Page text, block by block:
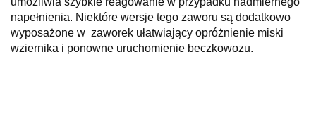
napełnienia. Niektóre wersje tego zaworu są dodatkowo
wyposażone w zaworek ułatwiający opróżnienie miski
wziernika i ponowne uruchomienie beczkowozu.